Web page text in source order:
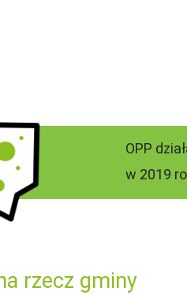
OPP
w 2019
rzecz gminy